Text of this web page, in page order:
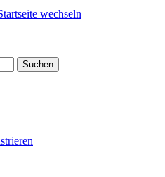
Suchen